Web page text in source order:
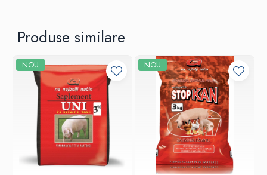
Produse similare
NOU NOU